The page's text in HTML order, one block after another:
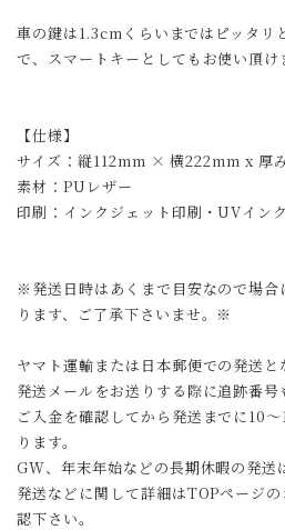
車の鍵は1.3cmくらいまではピッタリ
で、スマートキーとしてもお使い頂け
【仕様】
サイズ：縦112mm × 横222mm x 厚
素材：PUレザー
印刷：インクジェット印刷・UVイン
※発送日時はあくまで目安なので場合
ります、ご了承下さいませ。※
ヤマト運輸または日本郵便での発送と
発送メールをお送りする際に追跡番号
ご入金を確認してから発送までに10
ります。
GW、年末年始などの長期休暇の発送
発送などに関して詳細はTOPページ
認下さい。